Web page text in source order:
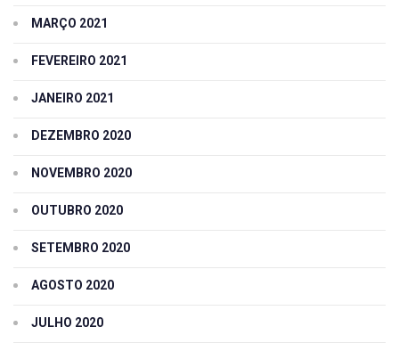
MARÇO 2021
FEVEREIRO 2021
JANEIRO 2021
DEZEMBRO 2020
NOVEMBRO 2020
OUTUBRO 2020
SETEMBRO 2020
AGOSTO 2020
JULHO 2020